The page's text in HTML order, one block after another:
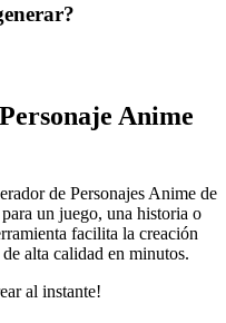
Anime
de Personajes Anime de
un juego, una historia o
facilita la creación
alta calidad en minutos.
al instante!